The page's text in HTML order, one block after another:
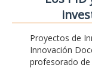
Proyectos de
Innovación
profesorado de